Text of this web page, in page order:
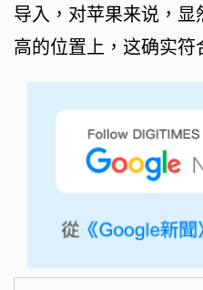
导入，对苹果来说，
高的位置上，这确实符